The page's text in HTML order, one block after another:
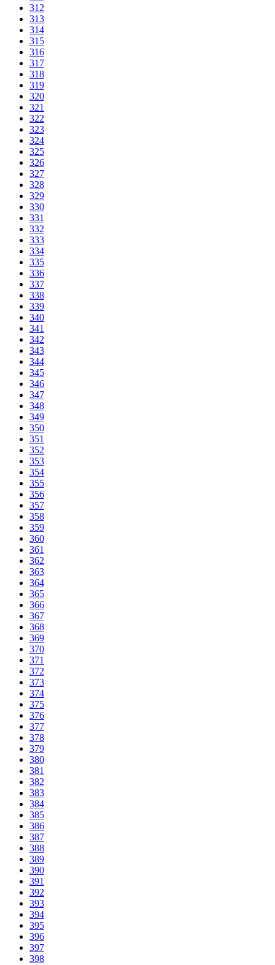
312
313
314
315
316
317
318
319
320
321
322
323
324
325
326
327
328
329
330
331
332
333
334
335
336
337
338
339
340
341
342
343
344
345
346
347
348
349
350
351
352
353
354
355
356
357
358
359
360
361
362
363
364
365
366
367
368
369
370
371
372
373
374
375
376
377
378
379
380
381
382
383
384
385
386
387
388
389
390
391
392
393
394
395
396
397
398